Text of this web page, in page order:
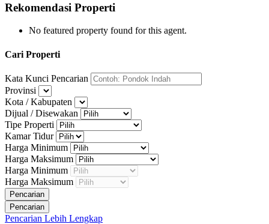
Rekomendasi Properti
No featured property found for this agent.
Cari Properti
Kata Kunci Pencarian
Provinsi
Kota / Kabupaten
Dijual / Disewakan
Tipe Properti
Kamar Tidur
Harga Minimum
Harga Maksimum
Harga Minimum
Harga Maksimum
Pencarian Lebih Lengkap